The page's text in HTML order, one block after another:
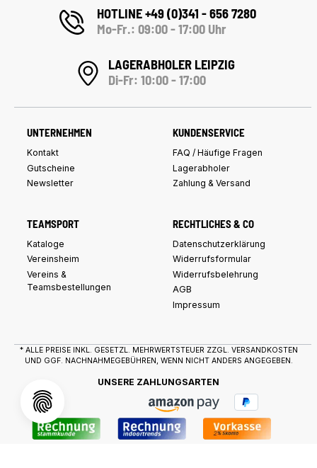
HOTLINE +49 (0)341 - 656 7280
Mo-Fr.: 09:00 - 17:00 Uhr
LAGERABHOLER LEIPZIG
Di-Fr: 10:00 - 17:00
UNTERNEHMEN
Kontakt
Gutscheine
Newsletter
KUNDENSERVICE
FAQ / Häufige Fragen
Lagerabholer
Zahlung & Versand
TEAMSPORT
Kataloge
Vereinsheim
Vereins &
Teamsbestellungen
RECHTLICHES & CO
Datenschutzerklärung
Widerrufsformular
Widerrufsbelehrung
AGB
Impressum
* ALLE PREISE INKL. GESETZL. MEHRWERTSTEUER ZZGL. VERSANDKOSTEN
UND GGF. NACHNAHMEGEBÜHREN, WENN NICHT ANDERS ANGEGEBEN.
UNSERE ZAHLUNGSARTEN